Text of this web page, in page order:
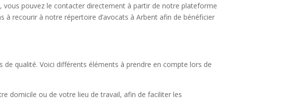
vous pouvez le contacter directement à partir de notre plateforme
à recourir à notre répertoire d’avocats à Arbent afin de bénéficier
qualité. Voici différents éléments à prendre en compte lors de
domicile ou de votre lieu de travail, afin de faciliter les